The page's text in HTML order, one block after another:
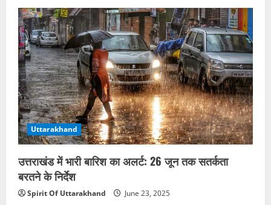
गया।
हालांकि,
किसी
शख्स
के
घायल
होने
की
कोई
खबर
नही
है।
यह
घटना
सुबह
करीब
5
बजे
की
है।
बताया
रहा
में
जाति
के
नाम
पर
भगवताचार्य
के
साथ
मारपीट,
सिर
मुंडवाकर
किया
गया
अपमानित
Uttarakhand
उत्तराखंड में भारी बारिश का अलर्ट: 26 जून तक सतर्कता
बरतने के निर्देश
Spirit Of Uttarakhand June 23, 2025